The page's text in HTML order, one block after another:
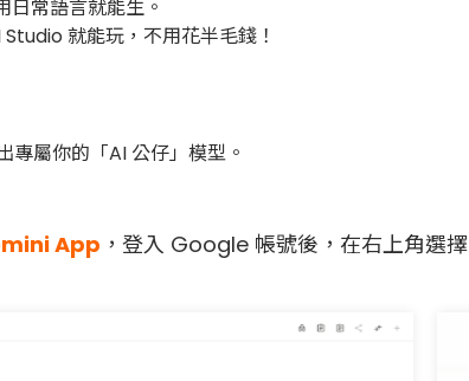
日常語言就能生。
就能玩，不用花半毛錢！
專屬你的「AI 公仔」模型。
App ，登入 Google 帳號後，在右上角選擇